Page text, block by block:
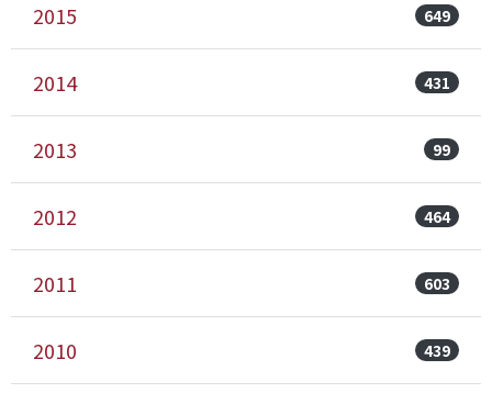
2015 649
2014 431
2013 99
2012 464
2011 603
2010 439